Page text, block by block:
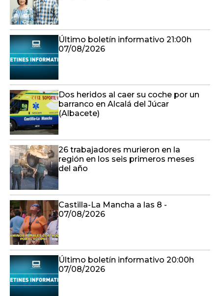
Último boletín informativo 21:00h
07/08/2026
Dos heridos al caer su coche por un
barranco en Alcalá del Júcar
(Albacete)
26 trabajadores murieron en la
región en los seis primeros meses
del año
Castilla-La Mancha a las 8 -
07/08/2026
Último boletín informativo 20:00h
07/08/2026